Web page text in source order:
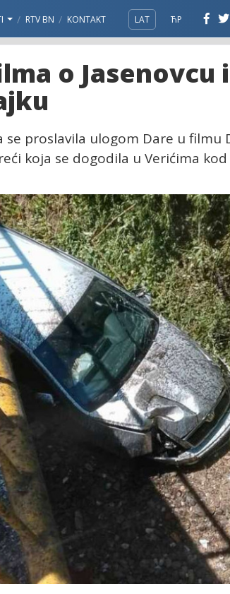
RTV BN KONTAKT LAT ЋР
o Jasenovcu
se proslavila ulogom Dare u filmu
koja se dogodila u Verićima